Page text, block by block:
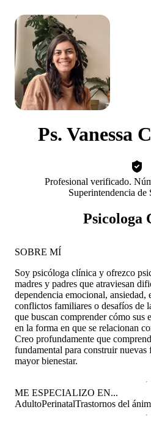
Ps. Vanessa
Profesional verificado.
Superintendencia de
Psicologa
SOBRE MÍ
Soy psicóloga clínica y ofrezco
madres y padres que atraviesan
dependencia emocional, ansiedad,
conflictos familiares o desafíos de
que buscan comprender cómo
en la forma en que se relacionan
Creo profundamente que
fundamental para construir
mayor bienestar.
ME ESPECIALIZO EN...
AdultoPerinatalTrastornos del